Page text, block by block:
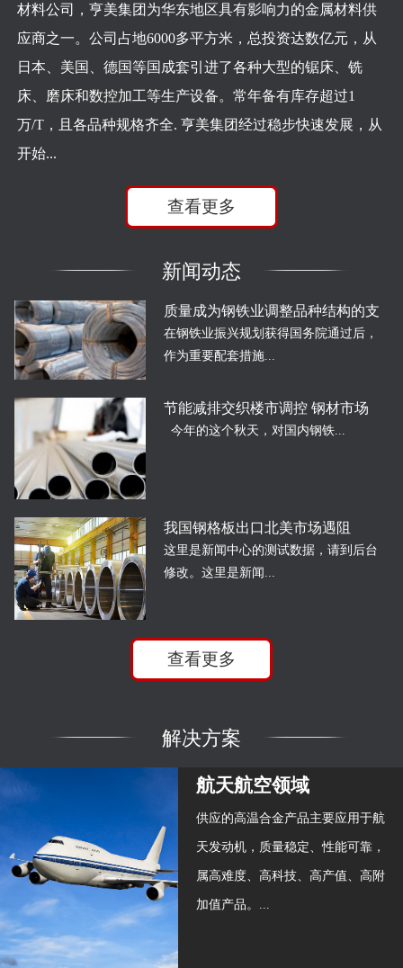
材料公司，亨美集团为华东地区具有影响力的金属材料供
应商之一。公司占地6000多平方米，总投资达数亿元，从
日本、美国、德国等国成套引进了各种大型的锯床、铣
床、磨床和数控加工等生产设备。常年备有库存超过1
万/T，且各品种规格齐全. 亨美集团经过稳步快速发展，从
开始...
查看更多
新闻动态
质量成为钢铁业调整品种结构的支
在钢铁业振兴规划获得国务院通过后，
作为重要配套措施...
节能减排交织楼市调控 钢材市场
今年的这个秋天，对国内钢铁...
我国钢格板出口北美市场遇阻
这里是新闻中心的测试数据，请到后台
修改。这里是新闻...
查看更多
解决方案
航天航空领域
供应的高温合金产品主要应用于航
天发动机，质量稳定、性能可靠，
属高难度、高科技、高产值、高附
加值产品。...